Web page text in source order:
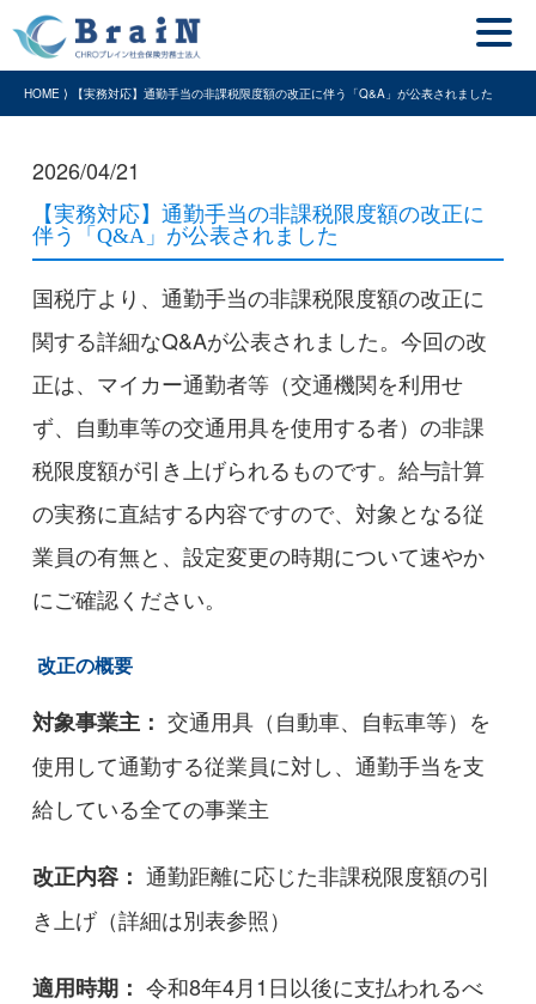
HOME ⟩ 【実務対応】通勤手当の非課税限度額の改正に伴う「Q&A」が公表されました
2026/04/21
【実務対応】通勤手当の非課税限度額の改正に
伴う「Q&A」が公表されました
国税庁より、通勤手当の非課税限度額の改正に
関する詳細なQ&Aが公表されました。今回の改
正は、マイカー通勤者等（交通機関を利用せ
ず、自動車等の交通用具を使用する者）の非課
税限度額が引き上げられるものです。給与計算
の実務に直結する内容ですので、対象となる従
業員の有無と、設定変更の時期について速やか
にご確認ください。
改正の概要
対象事業主： 交通用具（自動車、自転車等）を
使用して通勤する従業員に対し、通勤手当を支
給している全ての事業主
改正内容： 通勤距離に応じた非課税限度額の引
き上げ（詳細は別表参照）
適用時期： 令和8年4月1日以後に支払われるべ